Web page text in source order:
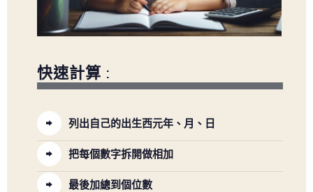
快速計算 :
列出自己的出生西元年、月、日
把每個數字拆開做相加
最後加總到個位數